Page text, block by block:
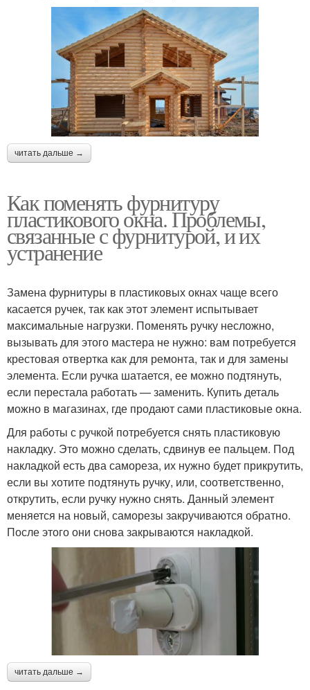
читать дальше →
Как поменять фурнитуру
пластикового окна. Проблемы,
связанные с фурнитурой, и их
устранение
Замена фурнитуры в пластиковых окнах чаще всего
касается ручек, так как этот элемент испытывает
максимальные нагрузки. Поменять ручку несложно,
вызывать для этого мастера не нужно: вам потребуется
крестовая отвертка как для ремонта, так и для замены
элемента. Если ручка шатается, ее можно подтянуть,
если перестала работать — заменить. Купить деталь
можно в магазинах, где продают сами пластиковые окна.
Для работы с ручкой потребуется снять пластиковую
накладку. Это можно сделать, сдвинув ее пальцем. Под
накладкой есть два самореза, их нужно будет прикрутить,
если вы хотите подтянуть ручку, или, соответственно,
открутить, если ручку нужно снять. Данный элемент
меняется на новый, саморезы закручиваются обратно.
После этого они снова закрываются накладкой.
читать дальше →